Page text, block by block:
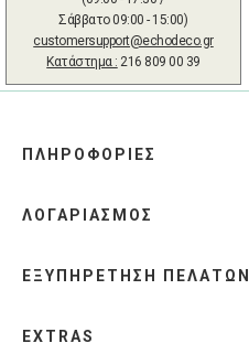
Σάββατο 09:00 - 15:00)
customersupport@echodeco.gr
Κατάστημα : 216 809 00 39
ΠΛΗΡΟΦΟΡΙΕΣ
ΛΟΓΑΡΙΑΣΜΟΣ
ΕΞΥΠΗΡΕΤΗΣΗ ΠΕΛΑΤΩΝ
EXTRAS